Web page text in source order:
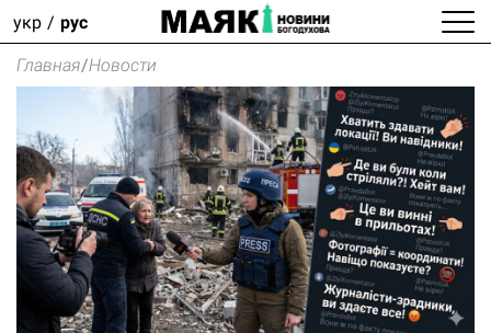
укр рус
Главная/Новости